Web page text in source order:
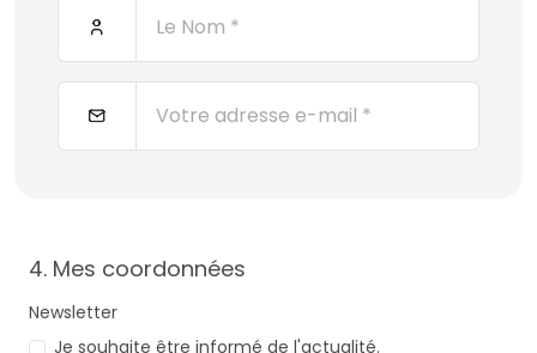
4. Mes coordonnées
Newsletter
Je souhaite être informé de l'actualité.